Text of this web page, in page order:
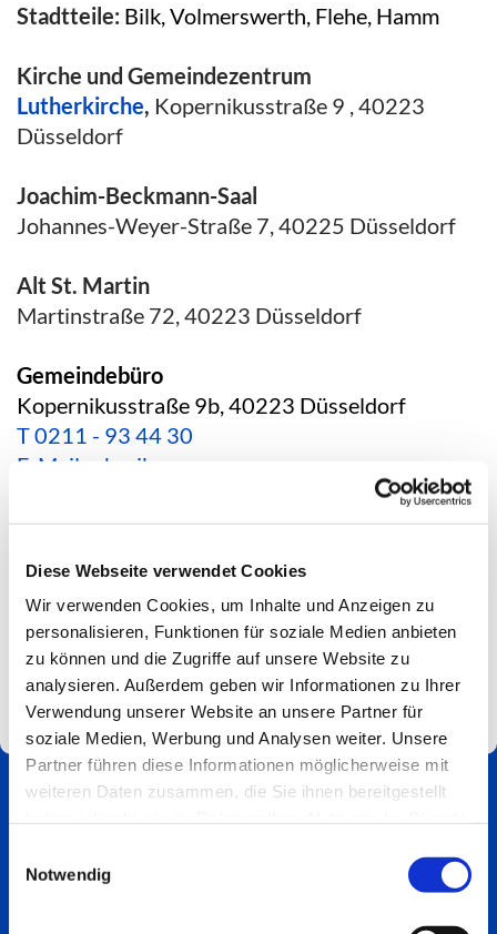
Diese Webseite verwendet Cookies
Wir verwenden Cookies, um Inhalte und Anzeigen zu
personalisieren, Funktionen für soziale Medien anbieten
zu können und die Zugriffe auf unsere Website zu
analysieren. Außerdem geben wir Informationen zu Ihrer
Verwendung unserer Website an unsere Partner für
soziale Medien, Werbung und Analysen weiter. Unsere
Partner führen diese Informationen möglicherweise mit
weiteren Daten zusammen, die Sie ihnen bereitgestellt
Notwendig
Stadtteile: Bilk, Volmerswerth, Flehe, Hamm
Kirche und Gemeindezentrum
Lutherkirche, Kopernikusstraße 9 , 40223
Düsseldorf
Joachim-Beckmann-Saal
Johannes-Weyer-Straße 7, 40225 Düsseldorf
Alt St. Martin
Martinstraße 72, 40223 Düsseldorf
Gemeindebüro
Kopernikusstraße 9b, 40223 Düsseldorf
T0211 - 93 44 30
E-Mail schreiben
*Aktuelle Hinweise zur Erreichbarkeit findest du
hier*
Spendenkonto
Impressum